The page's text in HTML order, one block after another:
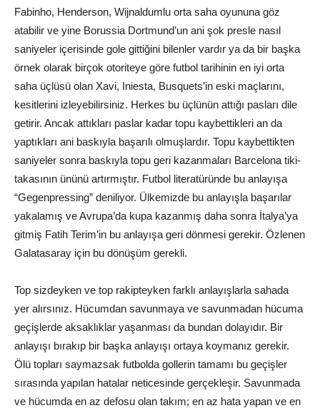
Fabinho, Henderson, Wijnaldumlu orta saha oyununa göz
atabilir ve yine Borussia Dortmund’un ani şok presle nasıl
saniyeler içerisinde gole gittiğini bilenler vardır ya da bir başka
örnek olarak birçok otoriteye göre futbol tarihinin en iyi orta
saha üçlüsü olan Xavi, Iniesta, Busquets’in eski maçlarını,
kesitlerini izleyebilirsiniz. Herkes bu üçlünün attığı pasları dile
getirir. Ancak attıkları paslar kadar topu kaybettikleri an da
yaptıkları ani baskıyla başarılı olmuşlardır. Topu kaybettikten
saniyeler sonra baskıyla topu geri kazanmaları Barcelona tiki-
takasının ününü artırmıştır. Futbol literatüründe bu anlayışa
“Gegenpressing” deniliyor. Ülkemizde bu anlayışla başarılar
yakalamış ve Avrupa’da kupa kazanmış daha sonra İtalya’ya
gitmiş Fatih Terim’in bu anlayışa geri dönmesi gerekir. Özlenen
Galatasaray için bu dönüşüm gerekli.
Top sizdeyken ve top rakipteyken farklı anlayışlarla sahada
yer alırsınız. Hücumdan savunmaya ve savunmadan hücuma
geçişlerde aksaklıklar yaşanması da bundan dolayıdır. Bir
anlayışı bırakıp bir başka anlayışı ortaya koymanız gerekir.
Ölü topları saymazsak futbolda gollerin tamamı bu geçişler
sırasında yapılan hatalar neticesinde gerçekleşir. Savunmada
ve hücumda en az defosu olan takım; en az hata yapan ve en